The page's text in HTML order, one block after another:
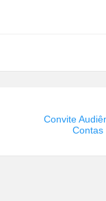
Convite
Contas